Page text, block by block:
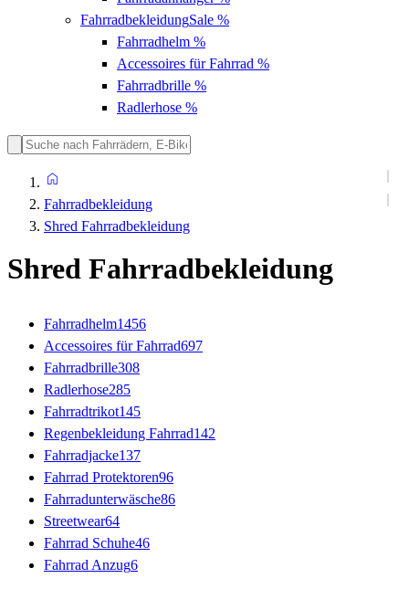
FahrradbekleidungSale %
Fahrradhelm %
Accessoires für Fahrrad %
Fahrradbrille %
Radlerhose %
Fahrradbekleidung
Shred Fahrradbekleidung
Shred Fahrradbekleidung
Fahrradhelm1456
Accessoires für Fahrrad697
Fahrradbrille308
Radlerhose285
Fahrradtrikot145
Regenbekleidung Fahrrad142
Fahrradjacke137
Fahrrad Protektoren96
Fahrradunterwäsche86
Streetwear64
Fahrrad Schuhe46
Fahrrad Anzug6